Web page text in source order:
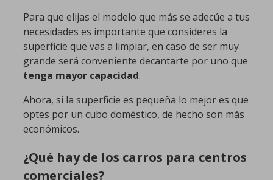
Para que elijas el modelo que más se adecúe a tus
necesidades es importante que consideres la
superficie que vas a limpiar, en caso de ser muy
grande será conveniente decantarte por uno que
tenga mayor capacidad.
Ahora, si la superficie es pequeña lo mejor es que
optes por un cubo doméstico, de hecho son más
económicos.
¿Qué hay de los carros para centros
comerciales?